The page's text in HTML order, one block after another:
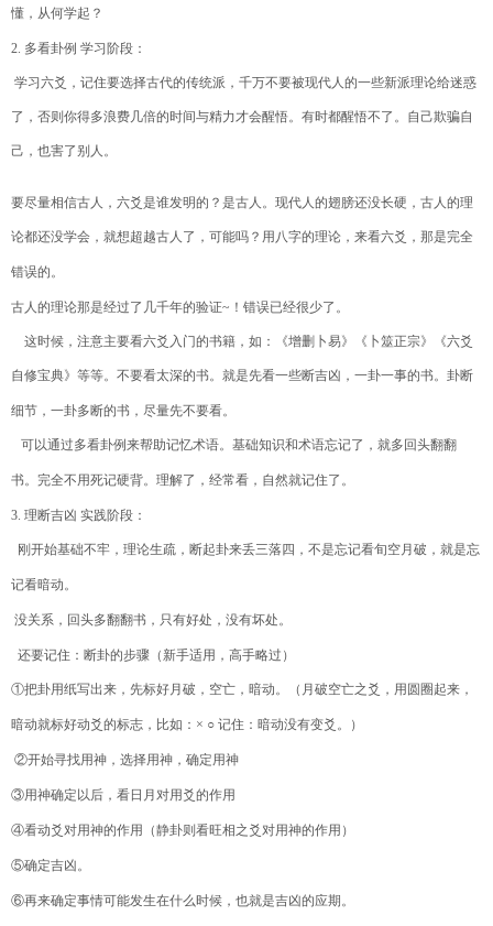
懂，从何学起？
2. 多看卦例 学习阶段：
学习六爻，记住要选择古代的传统派，千万不要被现代人的一些新派理论给迷惑
了，否则你得多浪费几倍的时间与精力才会醒悟。有时都醒悟不了。自己欺骗自
己，也害了别人。
要尽量相信古人，六爻是谁发明的？是古人。现代人的翅膀还没长硬，古人的理
论都还没学会，就想超越古人了，可能吗？用八字的理论，来看六爻，那是完全
错误的。
古人的理论那是经过了几千年的验证~ ！错误已经很少了。
这时候，注意主要看六爻入门的书籍，如：《增删卜易》《卜筮正宗》《六爻
自修宝典》等等。不要看太深的书。就是先看一些断吉凶，一卦一事的书。卦断
细节，一卦多断的书，尽量先不要看。
可以通过多看卦例来帮助记忆术语。基础知识和术语忘记了，就多回头翻翻
书。完全不用死记硬背。理解了，经常看，自然就记住了。
3. 理断吉凶 实践阶段：
刚开始基础不牢，理论生疏，断起卦来丢三落四，不是忘记看旬空月破，就是忘
记看暗动。
没关系，回头多翻翻书，只有好处，没有坏处。
还要记住：断卦的步骤（新手适用，高手略过）
①把卦用纸写出来，先标好月破，空亡，暗动。（月破空亡之爻，用圆圈起来，
暗动就标好动爻的标志，比如： × ○ 记住：暗动没有变爻。）
②开始寻找用神，选择用神，确定用神
③用神确定以后，看日月对用爻的作用
④看动爻对用神的作用（静卦则看旺相之爻对用神的作用）
⑤确定吉凶。
⑥再来确定事情可能发生在什么时候，也就是吉凶的应期。